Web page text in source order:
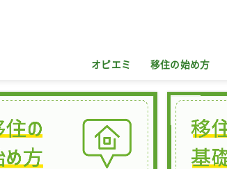
オピエミ 移住の始め方